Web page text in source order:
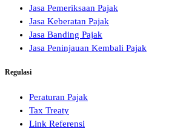
Jasa Pemeriksaan Pajak
Jasa Keberatan Pajak
Jasa Banding Pajak
Jasa Peninjauan Kembali Pajak
Regulasi
Peraturan Pajak
Tax Treaty
Link Referensi